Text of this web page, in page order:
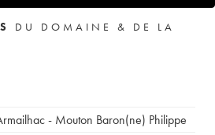
DU DOMAINE & DE LA
- Mouton Baron(ne) Philippe